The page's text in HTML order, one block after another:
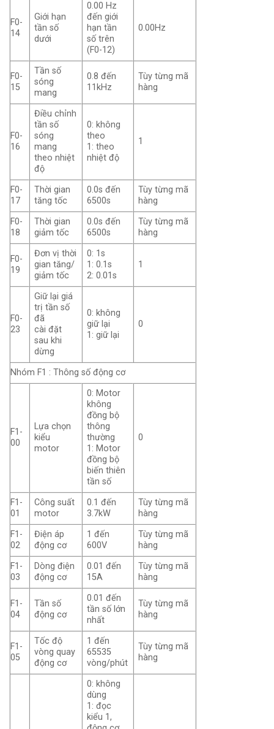
F0-
14
Giới hạn
tần số
dưới
0.00 Hz
đến giới
hạn tần
số trên
(F0-12)
0.00Hz
F0-
15
Tần số
sóng
mang
0.8 đến
11kHz
Tùy từng mã
hàng
F0-
16
Điều chỉnh
tần số
sóng
mang
theo nhiệt
độ
0: không
theo
1: theo
nhiệt độ
1
F0-
17
Thời gian
tăng tốc
0.0s đến
6500s
Tùy từng mã
hàng
F0-
18
Thời gian
giảm tốc
0.0s đến
6500s
Tùy từng mã
hàng
F0-
19
Đơn vị thời
gian tăng/
giảm tốc
0: 1s
1: 0.1s
2: 0.01s
1
F0-
23
Giữ lại giá
trị tần số
đã
cài đặt
sau khi
dừng
0: không
giữ lại
1: giữ lại
0
Nhóm F1 : Thông số động cơ
F1-
00
Lựa chọn
kiểu
motor
0: Motor
không
đồng bộ
thông
thường
1: Motor
đồng bộ
biến thiên
tần số
0
F1-
01
Công suất
motor
0.1 đến
3.7kW
Tùy từng mã
hàng
F1-
02
Điện áp
động cơ
1 đến
600V
Tùy từng mã
hàng
F1-
03
Dòng điện
động cơ
0.01 đến
15A
Tùy từng mã
hàng
F1-
04
Tần số
động cơ
0.01 đến
tần số lớn
nhất
Tùy từng mã
hàng
F1-
05
Tốc độ
vòng quay
động cơ
1 đến
65535
vòng/phút
Tùy từng mã
hàng
0: không
dùng
1: đọc
kiểu 1,